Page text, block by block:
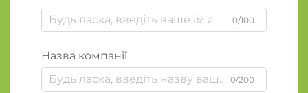
0/100
Назва компанії
0/200